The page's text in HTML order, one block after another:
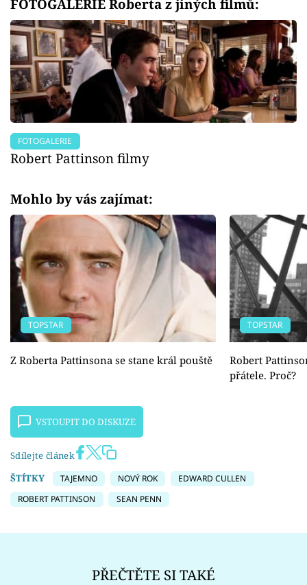
FOTOGALERIE Roberta z jiných filmů:
FOTOGALERIE
Robert Pattinson filmy
Mohlo by vás zajímat:
TOPSTAR
Z Roberta Pattinsona se stane král pouště
TOPSTAR
Robert
přátele. Proč?
VSTOUPIT DO DISKUZE
Sdílejte článek
ŠTÍTKY
TAJEMNO NOVÝ ROK
EDWARD CULLEN
ROBERT PATTINSON
SEAN PENN
PŘEČTĚTE SI TAKÉ